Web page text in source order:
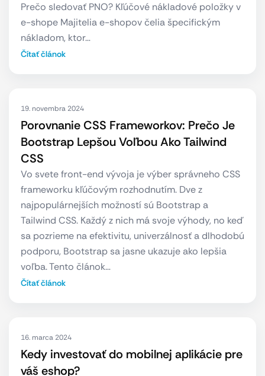
Prečo sledovať PNO? Kľúčové nákladové položky v
e-shope Majitelia e-shopov čelia špecifickým
nákladom, ktor…
Čítať článok
19. novembra 2024
Porovnanie CSS Frameworkov: Prečo Je
Bootstrap Lepšou Voľbou Ako Tailwind
CSS
Vo svete front-end vývoja je výber správneho CSS
frameworku kľúčovým rozhodnutím. Dve z
najpopulárnejších možností sú Bootstrap a
Tailwind CSS. Každý z nich má svoje výhody, no keď
sa pozrieme na efektivitu, univerzálnosť a dlhodobú
podporu, Bootstrap sa jasne ukazuje ako lepšia
voľba. Tento článok…
Čítať článok
16. marca 2024
Kedy investovať do mobilnej aplikácie pre
váš eshop?